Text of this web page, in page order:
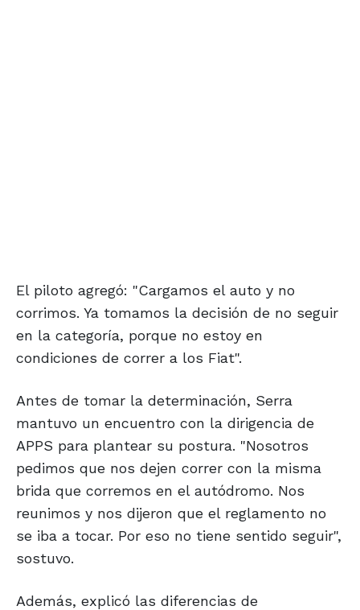
El piloto agregó: "Cargamos el auto y no
corrimos. Ya tomamos la decisión de no seguir
en la categoría, porque no estoy en
condiciones de correr a los Fiat".
Antes de tomar la determinación, Serra
mantuvo un encuentro con la dirigencia de
APPS para plantear su postura. "Nosotros
pedimos que nos dejen correr con la misma
brida que corremos en el autódromo. Nos
reunimos y nos dijeron que el reglamento no
se iba a tocar. Por eso no tiene sentido seguir",
sostuvo.
Además, explicó las diferencias de